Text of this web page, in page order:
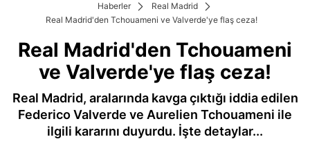
Haberler
Real Madrid
Real Madrid'den Tchouameni ve Valverde'ye flaş ceza!
Real Madrid'den Tchouameni
ve Valverde'ye flaş ceza!
Real Madrid, aralarında kavga çıktığı iddia edilen
Federico Valverde ve Aurelien Tchouameni ile
ilgili kararını duyurdu. İşte detaylar...